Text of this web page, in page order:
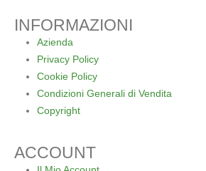
INFORMAZIONI
Azienda
Privacy Policy
Cookie Policy
Condizioni Generali di Vendita
Copyright
ACCOUNT